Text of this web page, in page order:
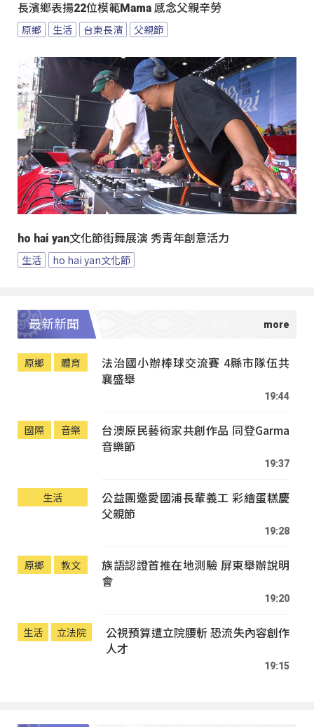
長濱鄉表揚22位模範Mama 感念父親辛勞
原鄉 生活 台東長濱 父親節
ho hai yan文化節街舞展演 秀青年創意活力
生活 ho hai yan文化節
最新新聞
原鄉 體育
法治國小辦棒球交流賽 4縣市隊伍共
襄盛舉
19:44
國際 音樂
台澳原民藝術家共創作品 同登Garma
音樂節
19:37
生活
公益團邀愛國浦長輩義工 彩繪蛋糕慶
父親節
19:28
原鄉 教文
族語認證首推在地測驗 屏東舉辦說明
會
19:20
生活 立法院
公視預算遭立院腰斬 恐流失內容創作
人才
19:15